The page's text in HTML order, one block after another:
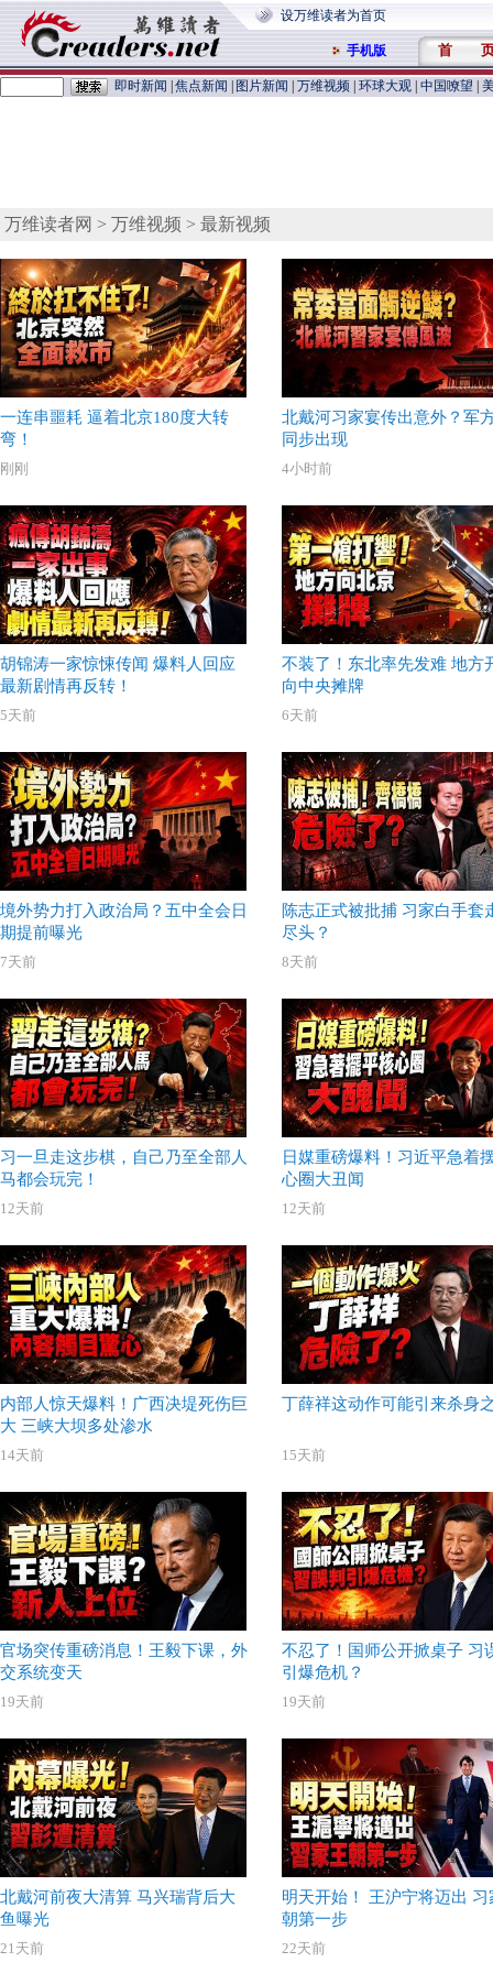
设万维读者为首页
手机版 首
即时新闻 焦点新闻 图片新闻 万维视频 环球大观 中国嘹望
万维读者网 > 万维视频 > 最新视频
一连串噩耗 逼着北京180度大转
弯！
刚刚
北戴河习家宴传出意外？军
同步出现
4小时前
胡锦涛一家惊悚传闻 爆料人回应
最新剧情再反转！
5天前
不装了！东北率先发难 地方
向中央摊牌
6天前
境外势力打入政治局？五中全会日
期提前曝光
7天前
陈志正式被批捕 习家白手套
尽头？
8天前
习一旦走这步棋，自己乃至全部人
马都会玩完！
12天前
日媒重磅爆料！习近平急着
心圈大丑闻
12天前
内部人惊天爆料！广西决堤死伤巨
大 三峡大坝多处渗水
14天前
丁薛祥这动作可能引来杀身
15天前
官场突传重磅消息！王毅下课，外
交系统变天
19天前
不忍了！国师公开掀桌子 习
引爆危机？
19天前
北戴河前夜大清算 马兴瑞背后大
鱼曝光
21天前
明天开始！ 王沪宁将迈出 习
朝第一步
22天前